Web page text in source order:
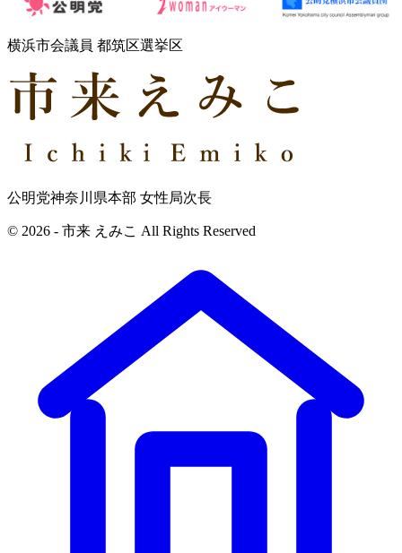
横浜市会議員 都筑区選挙区
公明党神奈川県本部 女性局次長
© 2026 - 市来 えみこ All Rights Reserved